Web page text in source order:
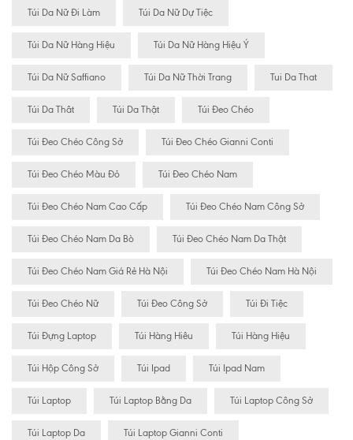
Túi Da Nữ Đi Làm Túi Da Nữ Dự Tiệc
Túi Da Nữ Hàng Hiệu Túi Da Nữ Hàng Hiệu Ý
Túi Da Nữ Saffiano Túi Da Nữ Thời Trang Tui Da That
Túi Da Thât Túi Da Thật Túi Đeo Chéo
Túi Đeo Chéo Công Sở Túi Đeo Chéo Gianni Conti
Túi Đeo Chéo Màu Đỏ Túi Đeo Chéo Nam
Túi Đeo Chéo Nam Cao Cấp Túi Đeo Chéo Nam Công Sở
Túi Đeo Chéo Nam Da Bò Túi Đeo Chéo Nam Da Thật
Túi Đeo Chéo Nam Giá Rẻ Hà Nội Túi Đeo Chéo Nam Hà Nội
Túi Đeo Chéo Nữ Túi Đeo Công Sở Túi Đi Tiệc
Túi Đựng Laptop Túi Hàng Hiêu Túi Hàng Hiệu
Túi Hộp Công Sở Túi Ipad Túi Ipad Nam
Túi Laptop Túi Laptop Bằng Da Túi Laptop Công Sở
Túi Laptop Da Túi Laptop Gianni Conti